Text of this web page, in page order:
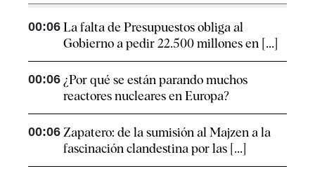
00:06 La falta de Presupuestos obliga al
Gobierno a pedir 22.500 millones en [...]
00:06 ¿Por qué se están parando muchos
reactores nucleares en Europa?
00:06 Zapatero: de la sumisión al Majzen a la
fascinación clandestina por las [...]